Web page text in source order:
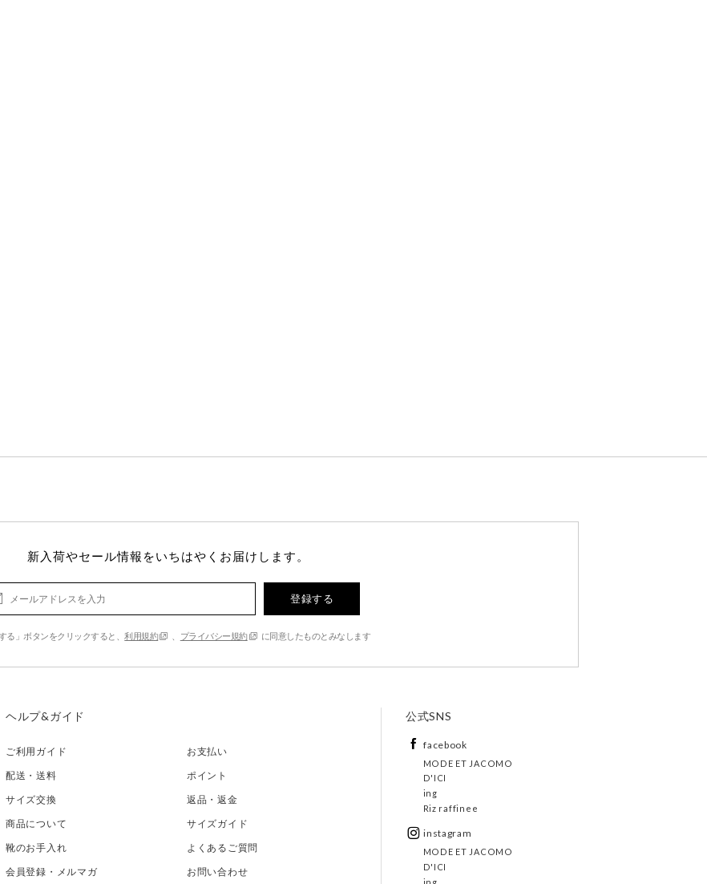
新入荷やセール情報をいちはやくお届けします。
登録する
る」ボタンをクリックすると、利用規約 プライバシー規約 に同意したものとみなします
ヘルプ&ガイド
ご利用ガイド
お支払い
配送・送料
ポイント
サイズ交換
返品・返金
商品について
サイズガイド
靴のお手入れ
よくあるご質問
会員登録・メルマガ
お問い合わせ
公式SNS
facebook
MODE ET JACOMO
D'ICI
ing
Riz raffinee
instagram
MODE ET JACOMO
D'ICI
ing